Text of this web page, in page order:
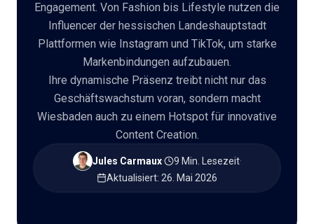
🇩🇪 DE
Engagement. Von Fashion bis Lifestyle nutzen die
Influencer der hessischen Landeshauptstadt
Plattformen wie Instagram und TikTok, um starke
Markenbindungen aufzubauen.
Ihre dynamische Präsenz treibt nicht nur das
Geschäftswachstum voran, sondern macht
Wiesbaden auch zu einem Hotspot für innovative
Content Creation.
Jules Carmaux· 9 Min. Lesezeit·
Aktualisiert: 26. Mai 2026